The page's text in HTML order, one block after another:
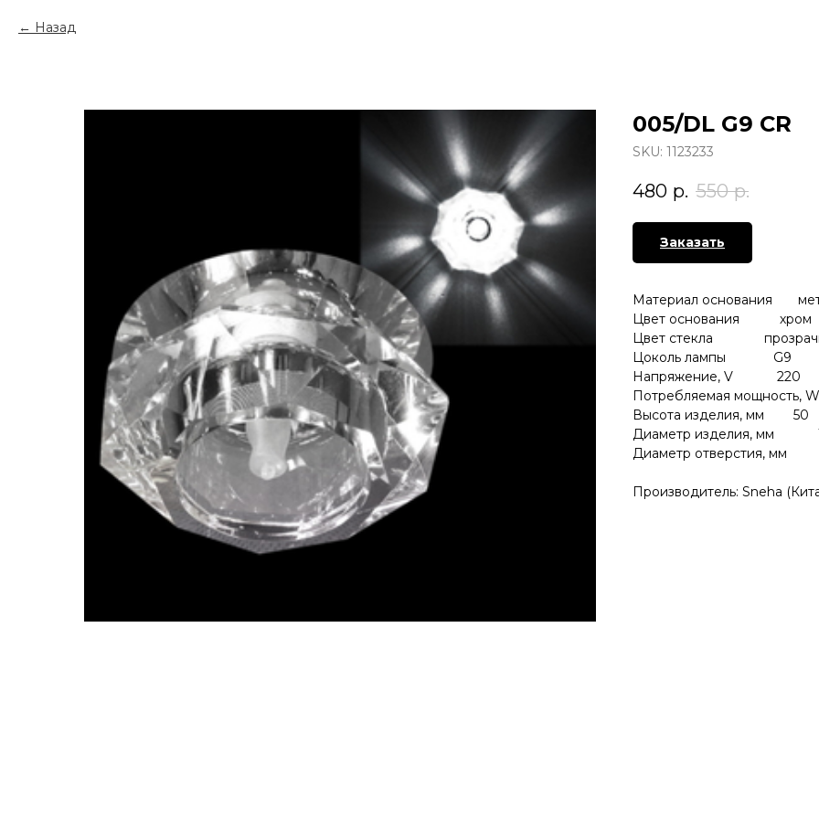
Назад
005/DL G9 CR
SKU: 1123233
480 р. 550 р.
Заказать
Материал основания
Цвет основания хром
Цвет стекла
Цоколь лампы G9
Напряжение, V 220
Потребляемая мощность,
Высота изделия, мм 50
Диаметр изделия, мм
Диаметр отверстия, мм
Производитель: Sneha